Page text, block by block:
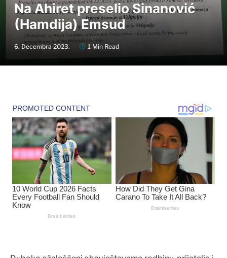
Na Ahiret preselio Sinanović
(Hamdija) Emsud
6. Decembra 2023. 1 Min Read